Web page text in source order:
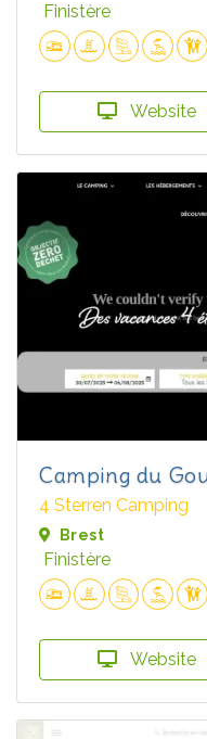
Finistère
Website
Camping du
4 Sterren Camping
Brest
Finistère
Website